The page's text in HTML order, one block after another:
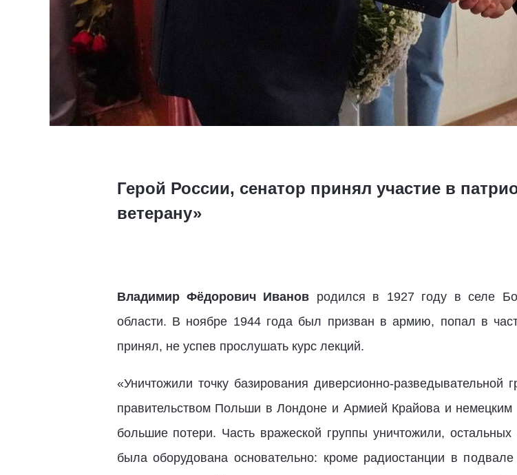
Герой России, сенатор принял участие в
ветерану»
Владимир Фёдорович Иванов родился в 1927 году в селе
области. В ноябре 1944 года был призван в армию, попал в
принял, не успев прослушать курс лекций.
«Уничтожили точку базирования диверсионно-
правительством Польши в Лондоне и Армией Крайова и
большие потери. Часть вражеской группы уничтожили,
была оборудована основательно: кроме радиостанции в